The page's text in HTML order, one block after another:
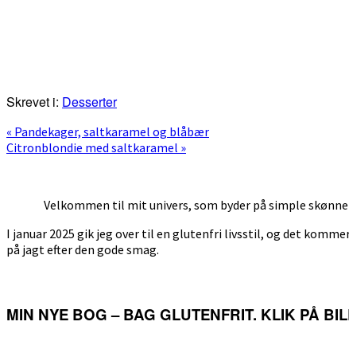
Skrevet i: Desserter
Previous
Post:
« Pandekager, saltkaramel og blåbær
Next
Citronblondie med saltkaramel »
Sidebar
Velkommen til mit univers, som byder på simple
I januar 2025 gik jeg over til en glutenfri livsstil, og det
på jagt efter den gode smag.
MIN NYE BOG – BAG GLUTENFRIT. KLIK PÅ